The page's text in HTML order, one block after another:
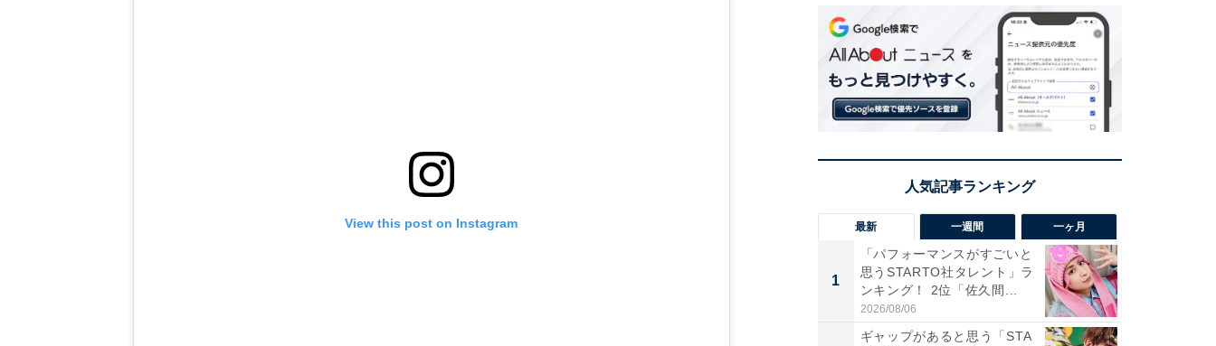
View this post on Instagram 最新 一週間 一ヶ月
1
「パフォーマンスがすごいと
思うSTARTO社タレント」ラ
ンキング！ 2位「佐久間...
2026/08/06
ギャップがあると思う「STA